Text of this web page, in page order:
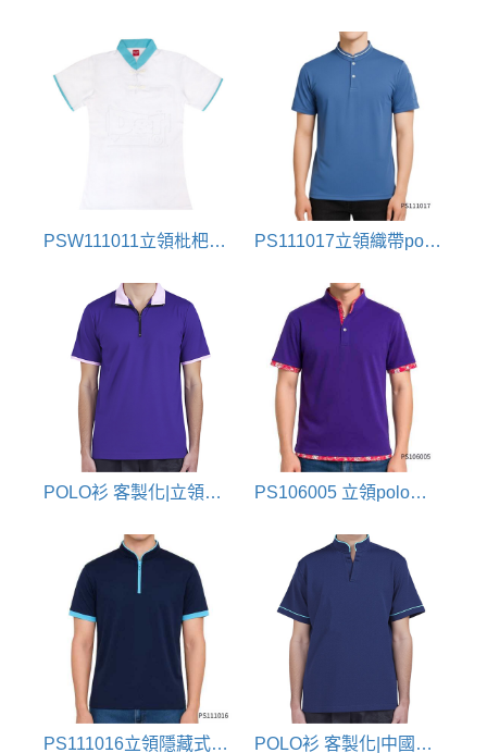
PSW111011立領枇杷釦polo衫 PS111017立領織帶polo衫
POLO衫 客製化|立領拉鍊款 PS106005 立領polo衫(客家花布配色)
PS111016立領隱藏式拉鍊polo衫 POLO衫 客製化|中國風立領款